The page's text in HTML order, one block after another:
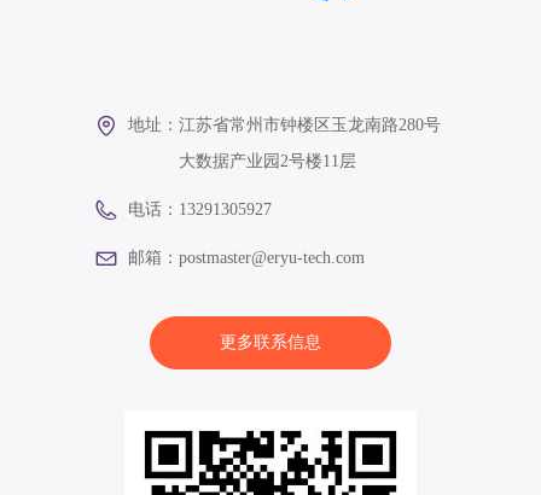
地址： 江苏省常州市钟楼区玉龙南路280号
大数据产业园2号楼11层
电话： 13291305927
邮箱： postmaster@eryu-tech.com
更多联系信息